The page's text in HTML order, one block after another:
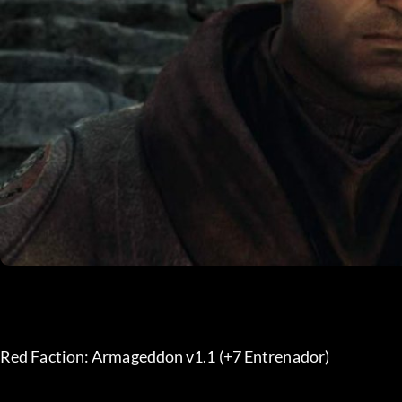
Red Faction: Armageddon v1.1 (+7 Entrenador)